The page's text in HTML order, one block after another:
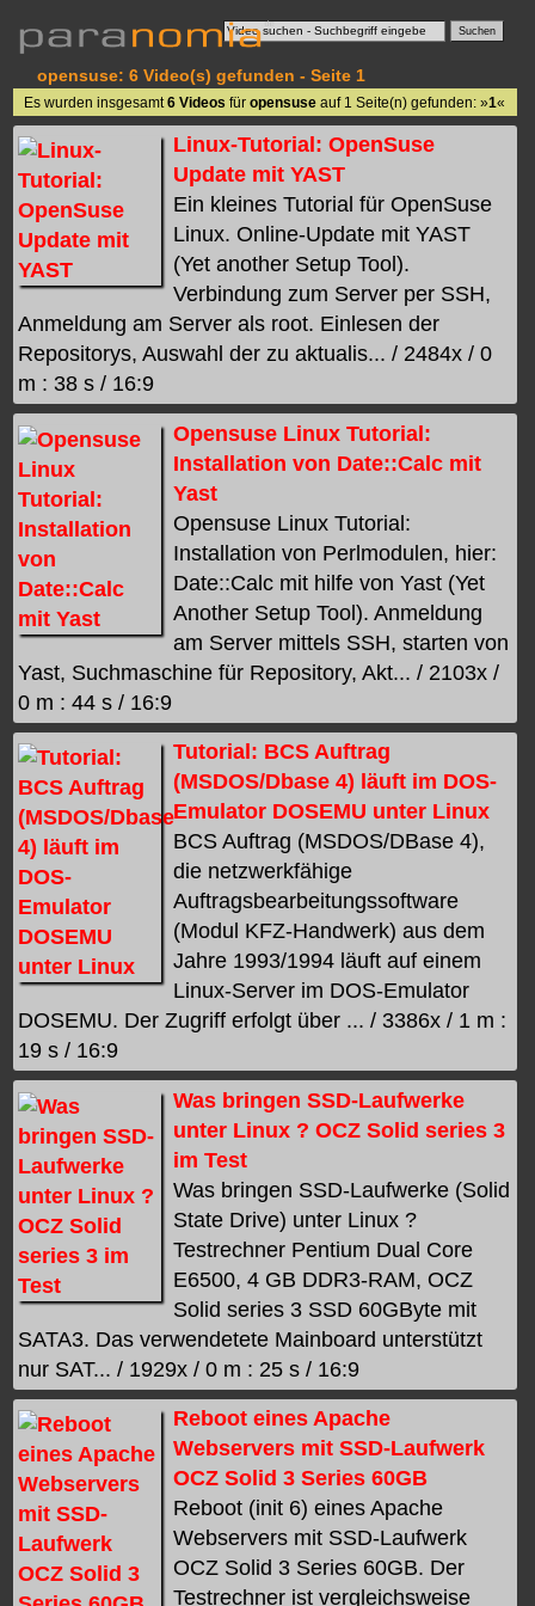
opensuse: 6 Video(s) gefunden - Seite 1
Es wurden insgesamt6 Videos füropensuse auf 1 Seite(n) gefunden: »1«
Linux-Tutorial: OpenSuse
Update mit YAST
Ein kleines Tutorial für OpenSuse
Linux. Online-Update mit YAST
(Yet another Setup Tool).
Verbindung zum Server per SSH,
Anmeldung am Server als root. Einlesen der
Repositorys, Auswahl der zu aktualis... / 2484x / 0
m : 38 s / 16:9
Opensuse Linux Tutorial:
Installation von Date::Calc mit
Yast
Opensuse Linux Tutorial:
Installation von Perlmodulen, hier:
Date::Calc mit hilfe von Yast (Yet
Another Setup Tool). Anmeldung
am Server mittels SSH, starten von
Yast, Suchmaschine für Repository, Akt... / 2103x /
0 m : 44 s / 16:9
Tutorial: BCS Auftrag
(MSDOS/Dbase 4) läuft im DOS-
Emulator DOSEMU unter Linux
BCS Auftrag (MSDOS/DBase 4),
die netzwerkfähige
Auftragsbearbeitungssoftware
(Modul KFZ-Handwerk) aus dem
Jahre 1993/1994 läuft auf einem
Linux-Server im DOS-Emulator
DOSEMU. Der Zugriff erfolgt über ... / 3386x / 1 m :
19 s / 16:9
Was bringen SSD-Laufwerke
unter Linux ? OCZ Solid series 3
im Test
Was bringen SSD-Laufwerke (Solid
State Drive) unter Linux ?
Testrechner Pentium Dual Core
E6500, 4 GB DDR3-RAM, OCZ
Solid series 3 SSD 60GByte mit
SATA3. Das verwendetete Mainboard unterstützt
nur SAT... / 1929x / 0 m : 25 s / 16:9
Reboot eines Apache
Webservers mit SSD-Laufwerk
OCZ Solid 3 Series 60GB
Reboot (init 6) eines Apache
Webservers mit SSD-Laufwerk
OCZ Solid 3 Series 60GB. Der
Testrechner ist vergleichsweise